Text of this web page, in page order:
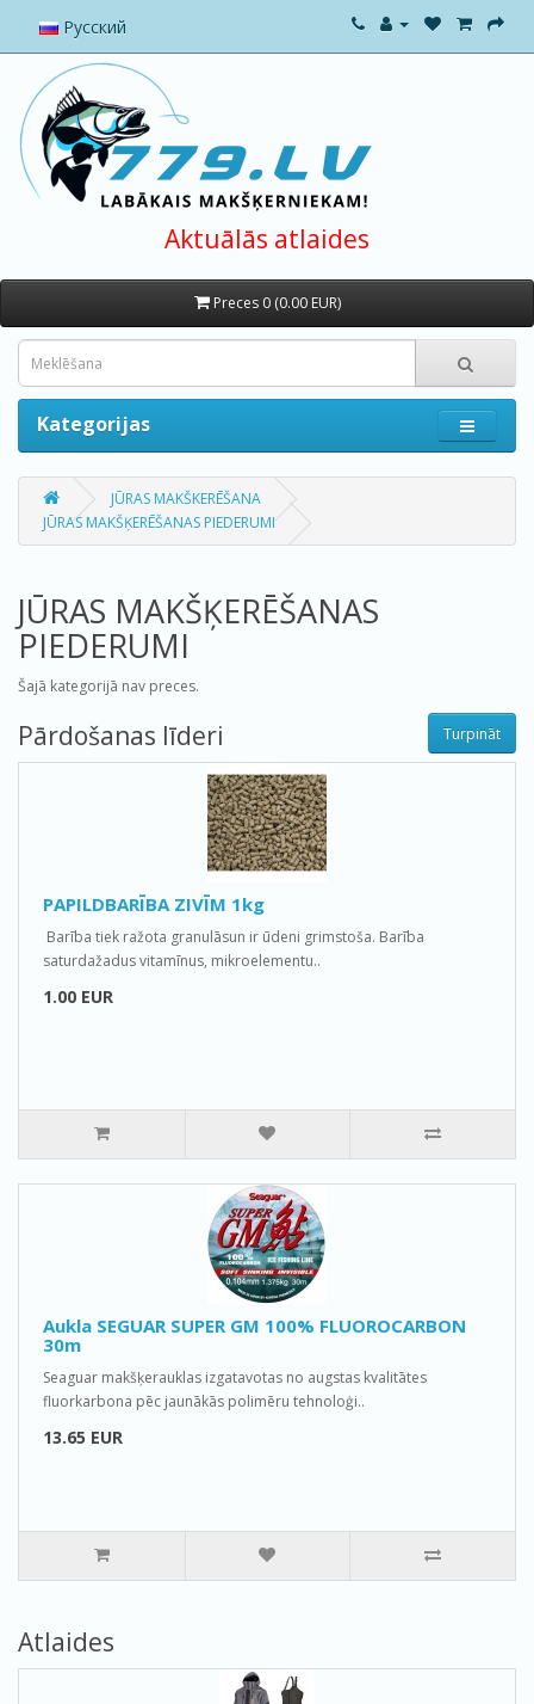
Русский
Aktuālās atlaides
Preces 0 (0.00 EUR)
Kategorijas
JŪRAS MAKŠKERĒŠANA
JŪRAS MAKŠĶERĒŠANAS PIEDERUMI
JŪRAS MAKŠĶERĒŠANAS
PIEDERUMI
Šajā kategorijā nav preces.
Turpināt
Pārdošanas līderi
PAPILDBARĪBA ZIVĪM 1kg
Barība tiek ražota granulāsun ir ūdeni grimstoša. Barība
saturdažadus vitamīnus, mikroelementu..
1.00 EUR
Aukla SEGUAR SUPER GM 100% FLUOROCARBON
30m
Seaguar makšķerauklas izgatavotas no augstas kvalitātes
fluorkarbona pēc jaunākās polimēru tehnoloģi..
13.65 EUR
Atlaides